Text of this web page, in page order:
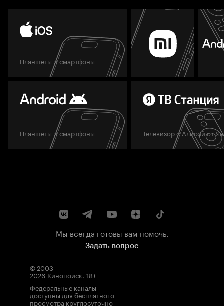
Планшеты и смартфоны
Планшеты и смартфоны Телевизор с Алисой от
Мы всегда готовы вам помочь.
Задать вопрос
© 2003–
2026 Кинопоиск. 18+
Федеральные каналы
доступны для бесплатного
просмотра круглосуточно